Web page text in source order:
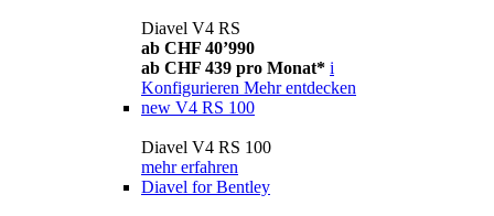
Diavel V4 RS
ab CHF 40’990
ab CHF 439 pro Monat* i
Konfigurieren Mehr entdecken
new V4 RS 100
Diavel V4 RS 100
mehr erfahren
Diavel for Bentley